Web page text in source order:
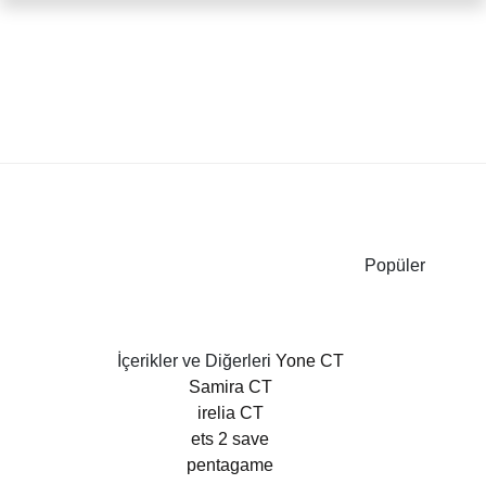
Popüler
İçerikler ve Diğerleri Yone CT
Samira CT
irelia CT
ets 2 save
pentagame